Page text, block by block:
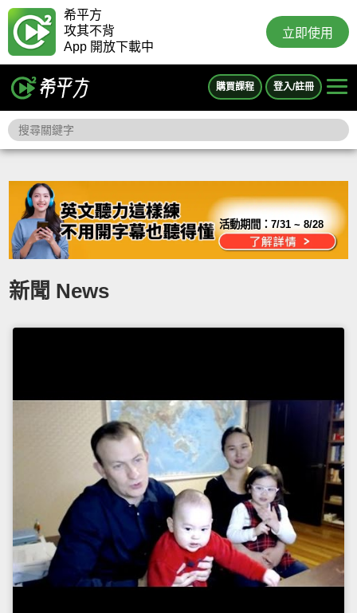
希平方
攻其不背
App 開放下載中
立即使用
購買課程 登入/註冊
活動期間：7/31 ~ 8/28
新聞 News